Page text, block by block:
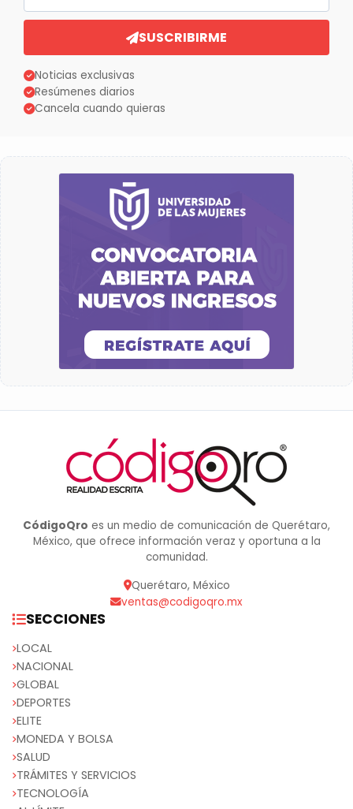
SUSCRIBIRME
Noticias exclusivas
Resúmenes diarios
Cancela cuando quieras
CódigoQro es un medio de comunicación de Querétaro,
México, que ofrece información veraz y oportuna a la
comunidad.
Querétaro, México
ventas@codigoqro.mx
SECCIONES
LOCAL
NACIONAL
GLOBAL
DEPORTES
ELITE
MONEDA Y BOLSA
SALUD
TRÁMITES Y SERVICIOS
TECNOLOGÍA